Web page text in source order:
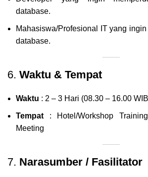
database.
Mahasiswa/Profesional IT yang ingin
database.
6. Waktu & Tempat
Waktu : 2 – 3 Hari (08.30 – 16.00
Tempat: Hotel/Workshop
Meeting
7. Narasumber / Fasilitator